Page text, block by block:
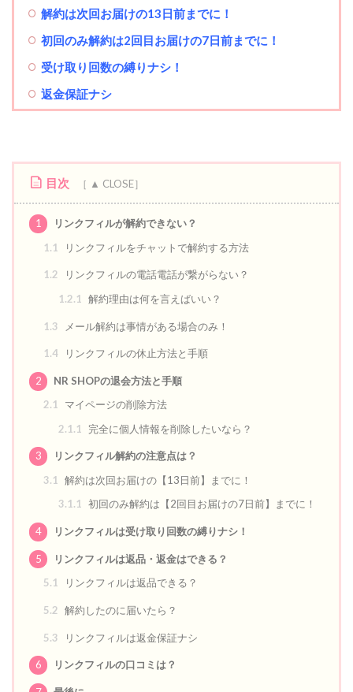
解約は次回お届けの13日前までに！
初回のみ解約は2回目お届けの7日前までに！
受け取り回数の縛りナシ！
返金保証ナシ
目次
1
リンクフィルが解約できない？
1.1
リンクフィルをチャットで解約する方法
1.2
リンクフィルの電話電話が繋がらない？
1.2.1
解約理由は何を言えばいい？
1.3 メール解約は事情がある場合のみ！
1.4 リンクフィルの休止方法と手順
2
NR SHOPの退会方法と手順
2.1
マイページの削除方法
2.1.1
完全に個人情報を削除したいなら？
3
リンクフィル解約の注意点は？
3.1
解約は次回お届けの【13日前】までに！
3.1.1
初回のみ解約は【2回目お届けの7日前】までに！
4 リンクフィルは受け取り回数の縛りナシ！
5
リンクフィルは返品・返金はできる？
5.1
リンクフィルは返品できる？
5.2 解約したのに届いたら？
5.3 リンクフィルは返金保証ナシ
6 リンクフィルの口コミは？